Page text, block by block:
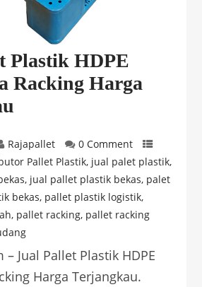
Plastik HDPE
Racking Harga
Rajapallet
0 Comment
Pallet Plastik, jual palet plastik,
, jual pallet plastik bekas, palet
bekas, pallet plastik logistik,
, pallet racking, pallet racking
Jual Pallet Plastik HDPE
Harga Terjangkau.